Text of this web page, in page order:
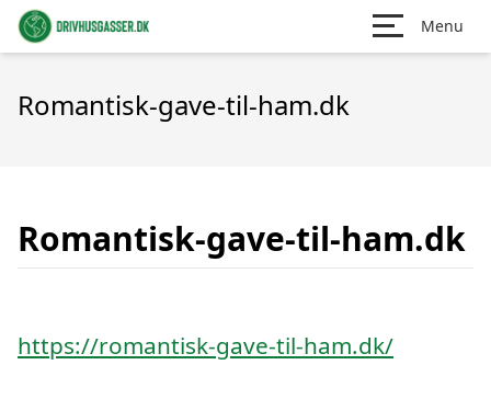
Menu
Romantisk-gave-til-ham.dk
Romantisk-gave-til-ham.dk
https://romantisk-gave-til-ham.dk/